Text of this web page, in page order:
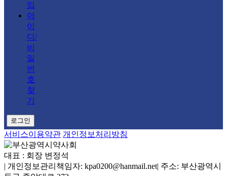
입
아
이
디/
비
밀
번
호
찾
기
로그인
서비스이용약관 개인정보처리방침
대표 : 회장 변정석
| 개인정보관리책임자: kpa0200@hanmail.net| 주소: 부산광역시